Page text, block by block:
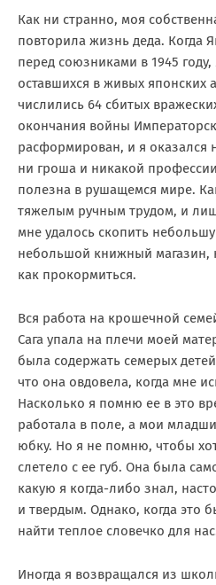
Как ни странно, моя
повторила жизнь деда. Когда
перед союзниками в 1945
оставшихся в живых японских
числились 64 сбитых
окончания войны
расформирован, и я оказался
ни гроша и никакой
полезна в рушащемся мире.
тяжелым ручным трудом, и
мне удалось скопить
небольшой книжный магазин,
как прокормиться.
Вся работа на крошечной
Сага упала на плечи моей
была содержать семерых
что она овдовела, когда мне
Насколько я помню ее в это
работала в поле, а мои
юбку. Но я не помню, чтобы
слетело с ее губ. Она была
какую я когда-либо знал,
и твердым. Однако, когда это
найти теплое словечко для
Иногда я возвращался из